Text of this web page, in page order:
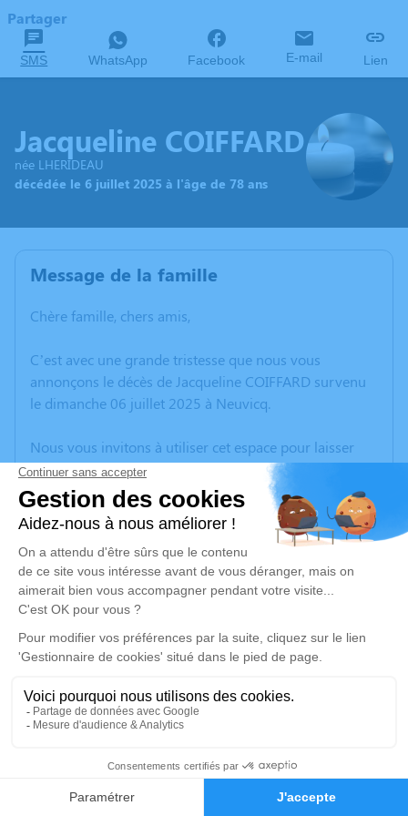
Faire-part Hommages
Partager
SMS WhatsApp Facebook E-mail Lien
Jacqueline COIFFARD
née LHERIDEAU
décédée le 6 juillet 2025 à l'âge de 78 ans
Message de la famille
Chère famille, chers amis,
C’est avec une grande tristesse que nous vous
annonçons le décès de Jacqueline COIFFARD survenu
le dimanche 06 juillet 2025 à Neuvicq.
Nous vous invitons à utiliser cet espace pour laisser
vos condoléances, partager des photos souvenirs, une
anecdote ou exprimer vos pensées à travers des
poèmes ou des textes. Cet endroit est un lieu
d'expression dédié à honorer la mémoire de Jacqueline
COIFFARD.
Cérémonie religieuse
Église Saint Laurent de Neuvicq
17270 Neuvicq
Je rends hommage